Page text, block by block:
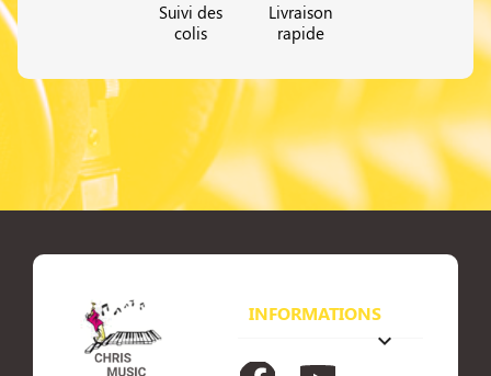
Suivi des
colis
Livraison
rapide
INFORMATIONS
keyboard_arrow_down